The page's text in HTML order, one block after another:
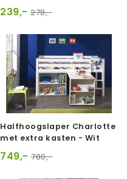
239,- 278,-
Halfhoogslaper Charlotte
met extra kasten - Wit
749,- 780,-